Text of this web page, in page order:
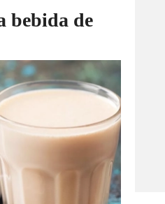
bebida de